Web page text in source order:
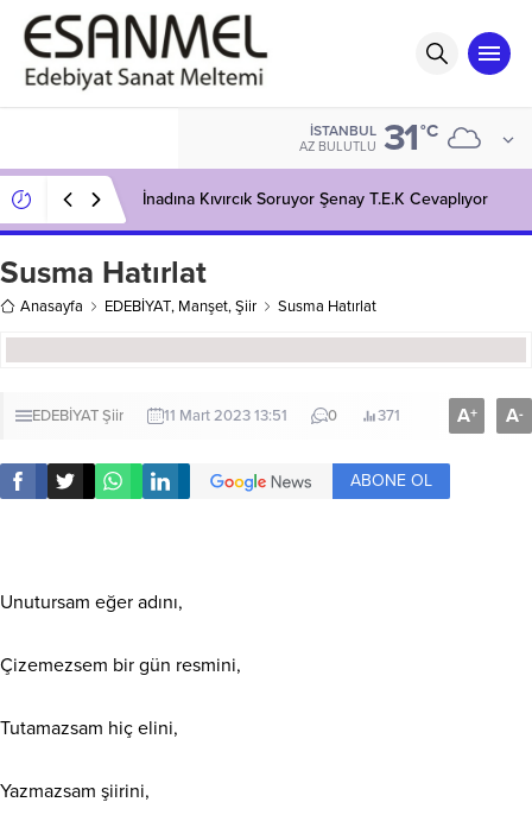
İSTANBUL
AZ BULUTLU 31°C
İnadına Kıvırcık Soruyor Şenay T.E.K Cevaplıyor
Susma Hatırlat
Anasayfa EDEBİYAT, Manşet,Şiir Susma Hatırlat
EDEBİYATŞiir 11 Mart 2023 13:51 0 371 A+ A-
ABONE OL
Unutursam eğer adını,
Çizemezsem bir gün resmini,
Tutamazsam hiç elini,
Yazmazsam şiirini,